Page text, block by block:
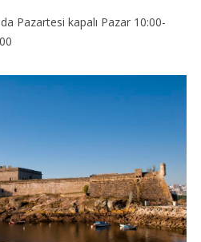
Pazartesi kapalı Pazar 10:00-